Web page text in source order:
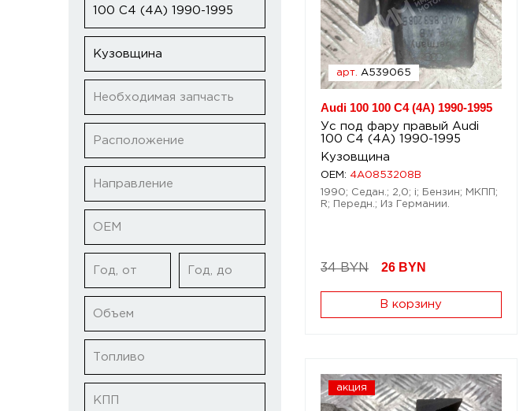
100 C4 (4A) 1990-1995
Кузовщина
Необходимая запчасть
Расположение
Направление
ОЕМ
Год, от Год, до
Объем
Топливо
КПП
арт. A539065
Audi 100 100 C4 (4A) 1990-1995
Ус под фару правый Audi
100 C4 (4A) 1990-1995
Кузовщина
OEM: 4A0853208B
1990; Седан.; 2,0; i; Бензин; МКПП;
R; Передн.; Из Германии.
34 BYN 26 BYN
В корзину
акция